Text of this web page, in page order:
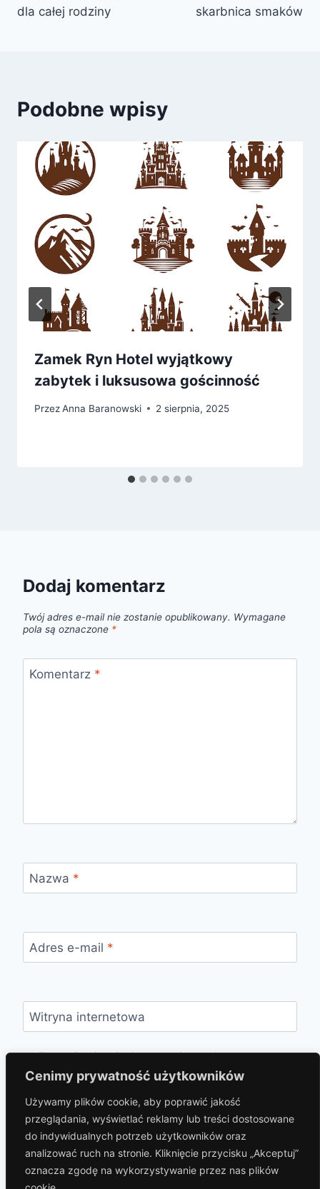
Cenimy prywatność użytkowników
Używamy plików cookie, aby poprawić jakość
przeglądania, wyświetlać reklamy lub treści dostosowane
do indywidualnych potrzeb użytkowników oraz
analizować ruch na stronie. Kliknięcie przycisku „Akceptuj”
oznacza zgodę na wykorzystywanie przez nas plików
dla całej rodziny
skarbnica smaków
Podobne wpisy
Zamek Ryn Hotel wyjątkowy
zabytek i luksusowa gościnność
PrzezAnna Baranowski 2 sierpnia, 2025
Dodaj komentarz
Twój adres e-mail nie zostanie opublikowany. Wymagane
pola są oznaczone *
Komentarz *
Nazwa *
Adres e-mail *
Witryna internetowa
Zapamiętaj moje dane w tej przeglądarce
podczas pisania kolejnych komentarzy.